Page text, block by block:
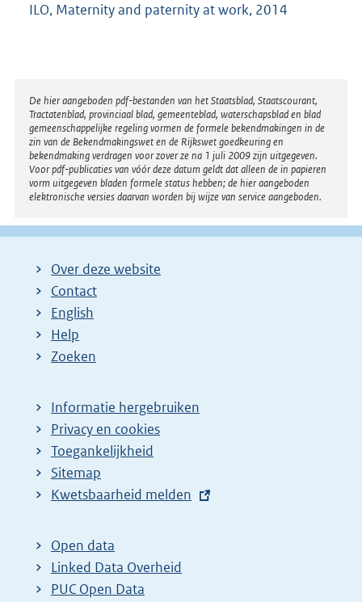
ILO, Maternity and paternity at work, 2014
Disclaimer
De hier aangeboden pdf-bestanden van het Staatsblad, Staatscourant,
Tractatenblad, provinciaal blad, gemeenteblad, waterschapsblad en blad
gemeenschappelijke regeling vormen de formele bekendmakingen in de
zin van de Bekendmakingswet en de Rijkswet goedkeuring en
bekendmaking verdragen voor zover ze na 1 juli 2009 zijn uitgegeven.
Voor pdf-publicaties van vóór deze datum geldt dat alleen de in papieren
vorm uitgegeven bladen formele status hebben; de hier aangeboden
elektronische versies daarvan worden bij wijze van service aangeboden.
Over deze website
Contact
English
Help
Zoeken
Informatie hergebruiken
Privacy en cookies
Toegankelijkheid
Sitemap
E
t
e
r
Kwetsbaarheid melden
Open data
Linked Data Overheid
PUC Open Data